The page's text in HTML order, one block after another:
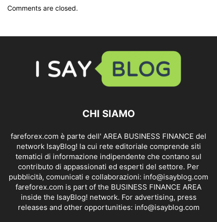
Comments are closed.
CHI SIAMO
fareforex.com è parte dell' AREA BUSINESS FINANCE del
network IsayBlog! la cui rete editoriale comprende siti
tematici di informazione indipendente che contano sul
contributo di appassionati ed esperti del settore. Per
pubblicità, comunicati e collaborazioni: info@isayblog.com
fareforex.com is part of the BUSINESS FINANCE AREA
inside the IsayBlog! network. For advertising, press
releases and other opportunities: info@isayblog.com